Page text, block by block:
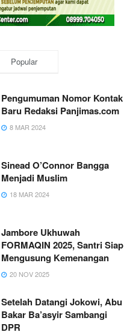
Popular
Pengumuman Nomor Kontak
Baru Redaksi Panjimas.com
8 MAR 2024
Sinead O’Connor Bangga
Menjadi Muslim
18 MAR 2024
Jambore Ukhuwah
FORMAQIN 2025, Santri Siap
Mengusung Kemenangan
20 NOV 2025
Setelah Datangi Jokowi, Abu
Bakar Ba’asyir Sambangi
DPR